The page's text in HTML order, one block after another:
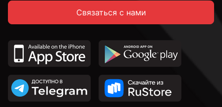
16 мм
18 мм
Связаться с нами